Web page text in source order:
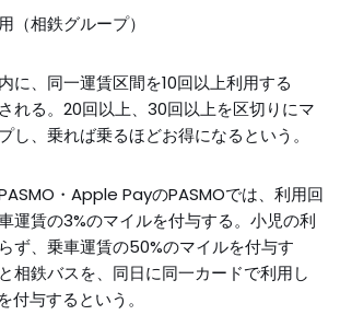
（相鉄グループ）
に、同一運賃区間を10回以上利用する
れる。20回以上、30回以上を区切りにマ
し、乗れば乗るほどお得になるという。
・Apple PayのPASMOでは、利用回
運賃の3%のマイルを付与する。小児の利
ず、乗車運賃の50%のマイルを付与す
相鉄バスを、同日に同一カードで利用し
付与するという。